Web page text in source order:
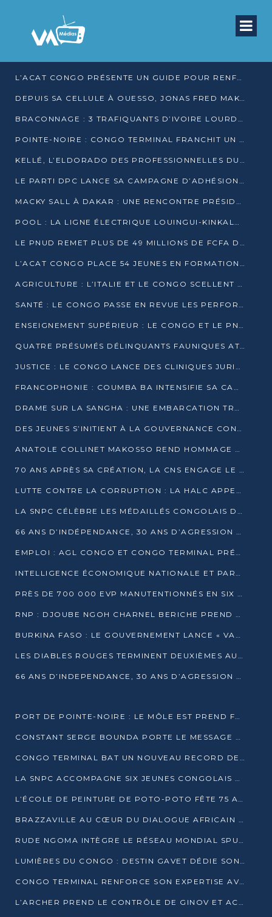
L’ACAT CONGO PRÉSENTE UN GUIDE POUR RENFORCER LES GARANTIES JUDICIAIRES EN GARDE À VUE
DEPUIS SA CELLULE À OUESSO, JONAS FRED MAKITA DÉNONCE CE QU’IL QUALIFIE DE DÉNI DE JUSTICE
BRACONNAGE : 3 TRAFIQUANTS D’IVOIRE LOURDEMENT CONDAMNÉS À DJAMBALA
POINTE-NOIRE : CONGO TERMINAL FRANCHIT UN CAP HISTORIQUE AVEC 99 MOUVEMENTS/HEURE
KELLÉ, L’ELDORADO DES PROFESSIONNELLES DU SEXE
LE PARTI DPC LANCE SA CAMPAGNE D’ADHÉSIONS ET VEUT STRUCTURER SA PRÉSENCE DANS LES 15 DÉPARTEMENTS
MACKY SALL À DAKAR : UNE RENCONTRE PRÉSIDENTIELLE QUI DIVISE L’OPINION SÉNÉGALAISE
POOL : LA LIGNE ÉLECTRIQUE LOUINGUI-KINKALA-BOKO MISE EN SERVICE
LE PNUD REMET PLUS DE 49 MILLIONS DE FCFA D’ÉQUIPEMENTS POUR ACCÉLÉRER LA NUMÉRISATION DU SYSTÈME DE SANTÉ
L’ACAT CONGO PLACE 54 JEUNES EN FORMATION PROFESSIONNELLE
AGRICULTURE : L’ITALIE ET LE CONGO SCELLENT UN PARTENARIAT POUR UNE PRODUCTION LOCALE DURABLE
SANTÉ : LE CONGO PASSE EN REVUE LES PERFORMANCES DE SES HÔPITAUX À MI-PARCOURS
ENSEIGNEMENT SUPÉRIEUR : LE CONGO ET LE PNUD VEULENT RAPPROCHER LA FORMATION UNIVERSITAIRE DES BESOINS DU MARCHÉ DE L’EMPLOI
QUATRE PRÉSUMÉS DÉLINQUANTS FAUNIQUES ATTENDUS DEVANT LA JUSTICE POUR TRAFIC D’IVOIRE
JUSTICE : LE CONGO LANCE DES CLINIQUES JURIDIQUES POUR RAPPROCHER LE DROIT DES CITOYENS
FRANCOPHONIE : COUMBA BA INTENSIFIE SA CAMPAGNE POUR LA SUCCESSION À LA TÊTE DE L’OIF
DRAME SUR LA SANGHA : UNE EMBARCATION TRANSPORTANT DES FIDÈLES DE « NZAMBÉ YA L’HUILE » FAIT NAUFRAGE À OUESSO
DES JEUNES S’INITIENT À LA GOUVERNANCE CONTINENTALE À BRAZZAVILLE
ANATOLE COLLINET MAKOSSO REND HOMMAGE À JEAN-PAUL PIGASSE
70 ANS APRÈS SA CRÉATION, LA CNS ENGAGE LE VIRAGE DE LA DIGITALISATION
LUTTE CONTRE LA CORRUPTION : LA HALC APPELLE À PASSER DES DISCOURS AUX ACTES
LA SNPC CÉLÈBRE LES MÉDAILLÉS CONGOLAIS DES OLYMPIADES PANAFRICAINES DE MATHÉMATIQUES 2026
66 ANS D’INDÉPENDANCE, 30 ANS D’AGRESSION RWANDAISE : 4 PRÉSIDENCES, UN ÉCHEC COLLECTIF
EMPLOI : AGL CONGO ET CONGO TERMINAL PRÉSÉLECTIONNENT PLUS DE 70 JEUNES À POINTE-NOIRE
INTELLIGENCE ÉCONOMIQUE NATIONALE ET PARTENARIATS INTERNATIONAUX : VERS UNE DOCTRINE SOUVERAINE DE SÉCURITÉ ÉCONOMIQUE
PRÈS DE 700 000 EVP MANUTENTIONNÉS EN SIX MOIS PAR CONGO TERMINAL
RNP : DJOUBE NGOH CHARNEL BERICHE PREND LES RÊNES DU PARTI
BURKINA FASO : LE GOUVERNEMENT LANCE « VACANCES UTILES 2026 » POUR FORMER LES ÉLÈVES À 15 MÉTIERS
LES DIABLES ROUGES TERMINENT DEUXIÈMES AU CHAMPIONNAT D’AFRIQUE ZONE 3
66 ANS D’INDEPENDANCE, 30 ANS D’AGRESSION RWAN DAISE : 4 PRESIDENCES, UN ECHEC COLLECTIF
PORT DE POINTE-NOIRE : LE MÔLE EST PREND FORME ET VISE LES GÉANTS DES MERS
CONSTANT SERGE BOUNDA PORTE LE MESSAGE DE COMPASSION DE DENIS SASSOU NGUESSO EN IRAN
CONGO TERMINAL BAT UN NOUVEAU RECORD DE PRODUCTIVITÉ AU PORT DE POINTE-NOIRE
LA SNPC ACCOMPAGNE SIX JEUNES CONGOLAIS AUX OLYMPIADES PANAFRICAINES DE MATHÉMATIQUES
L’ÉCOLE DE PEINTURE DE POTO-POTO FÊTE 75 ANS AU SERVICE DE L’ART CONGOLAIS
BRAZZAVILLE AU CŒUR DU DIALOGUE AFRICAIN SUR LES OBJECTIFS DE DÉVELOPPEMENT DURABLE
RUDE NGOMA INTÈGRE LE RÉSEAU MONDIAL SPUTNIK PRO APRÈS UNE FORMATION À MOSCOU
LUMIÈRES DU CONGO : DESTIN GAVET DÉDIE SON PRIX À L’UNITÉ NATIONALE ET À LA JEUNESSE
CONGO TERMINAL RENFORCE SON EXPERTISE AVEC NEUF NOUVEAUX FORMATEURS EN ENGINS PORTUAIRES
L’ARCHER PREND LE CONTRÔLE DE GINOV ET ACCÉLÈRE SON VIRAGE NUMÉRIQUE